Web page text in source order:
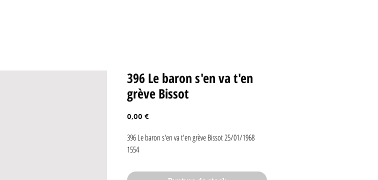
396 Le baron s'en va t'en
grève Bissot
0,00 €
396 Le baron s'en va t'en grève Bissot 25/01/1968
1554